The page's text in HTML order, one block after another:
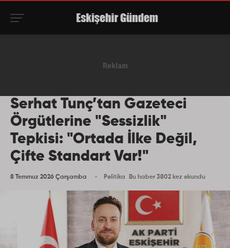
Serhat Tunç’tan Gazeteci
Örgütlerine "Sessizlik"
Tepkisi: "Ortada İlke Değil,
Çifte Standart Var!"
8 Temmuz 2026 Çarşamba Politika Bu haber 3802 kez okundu